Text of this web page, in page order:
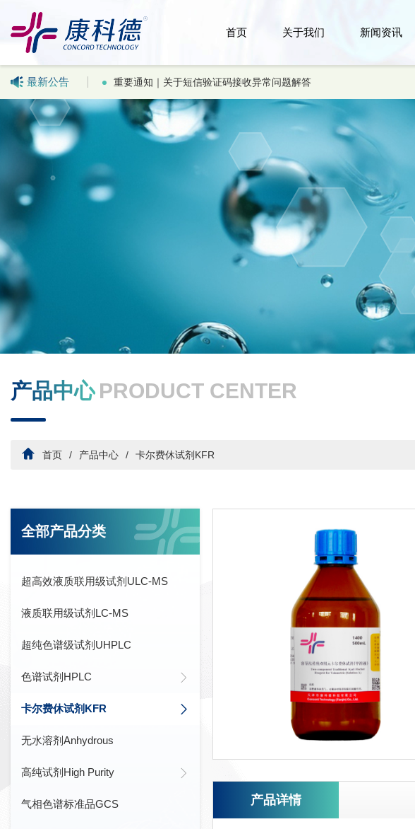
首页 关于我们 新闻资讯
最新公告 重要通知｜关于短信验证码接收异常问题解答
产品中心 PRODUCT CENTER
首页 产品中心 卡尔费休试剂KFR
全部产品分类
超高效液质联用级试剂ULC-MS
液质联用级试剂LC-MS
超纯色谱级试剂UHPLC
色谱试剂HPLC
卡尔费休试剂KFR
无水溶剂Anhydrous
高纯试剂High Purity
气相色谱标准品GCS 产品详情